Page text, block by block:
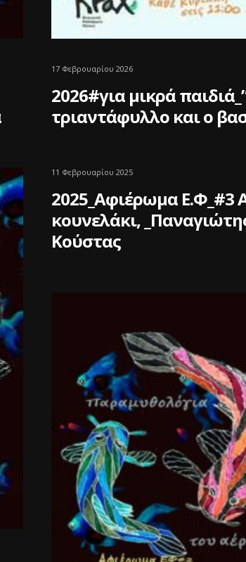
17 Φεβρουαρίου 2026
2026#για μικρά
τριαντάφυλλο και ο
11 Φεβρουαρίου 2025
2025_Αφιέρωμα Ε.Φ_#3
κουνελάκι,
Κούστας